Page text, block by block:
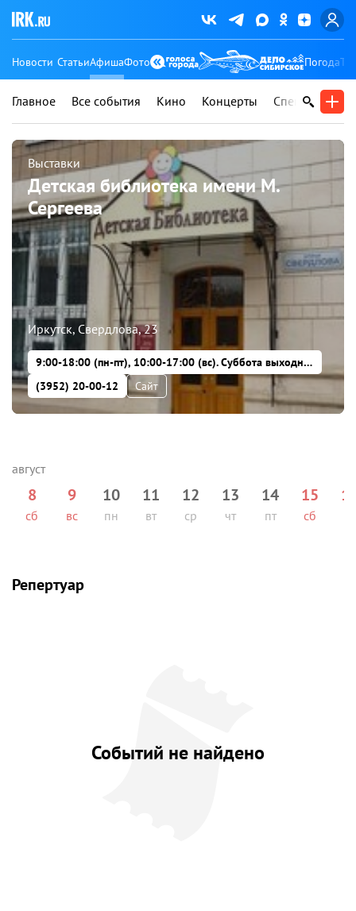
Новости СтатьиАфишаФото Погода
Главное Все события Кино Концерты Спектакли
Выставки
Детская библиотека имени М.
Сергеева
Иркутск, Свердлова, 23
9:00-18:00 (пн-пт), 10:00-17:00 (вс). Суббота выходной
(3952) 20-00-12
Сайт
8
сб
9
вс
10
пн
11
вт
12
ср
13
чт
14
пт
15
сб
Репертуар
Событий не найдено